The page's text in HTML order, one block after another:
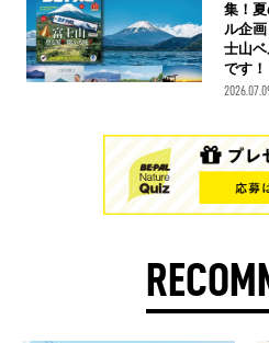
集！
ル企
士山
です！